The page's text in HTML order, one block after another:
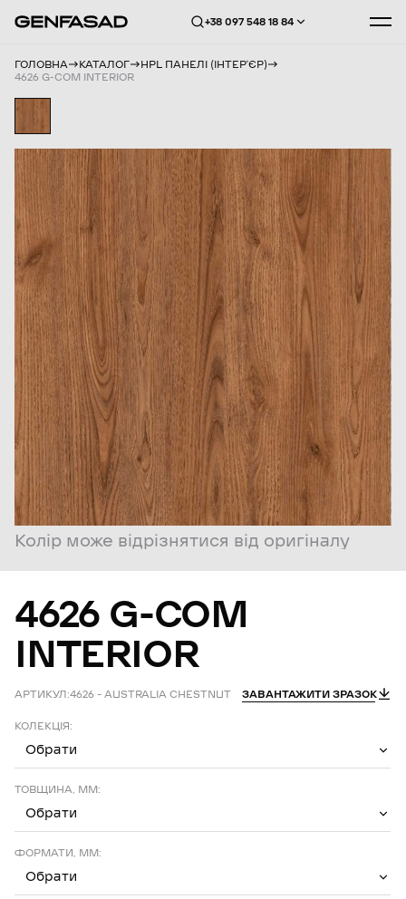
+38 097 548 18 84
ГОЛОВНА КАТАЛОГ
HPL ПАНЕЛІ (ІНТЕРʼЄР)
4626 G-COM INTERIOR
Колір може відрізнятися від оригіналу
4626 G-COM
INTERIOR
АРТИКУЛ:4626 – AUSTRALIA CHESTNUT ЗАВАНТАЖИТИ ЗРАЗОК
КОЛЕКЦІЯ:
Обрати
ТОВЩИНА, ММ:
Обрати
ФОРМАТИ, ММ:
Обрати